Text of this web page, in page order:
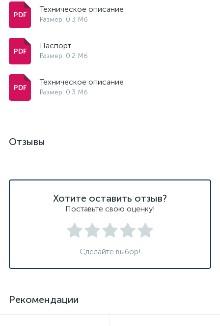
Техническое описание
Размер: 0.3 Мб
Паспорт
Размер: 0.2 Мб
Техническое описание
Размер: 0.3 Мб
Отзывы
Хотите оставить отзыв?
Поставьте свою оценку!
Сделайте выбор!
Рекомендации